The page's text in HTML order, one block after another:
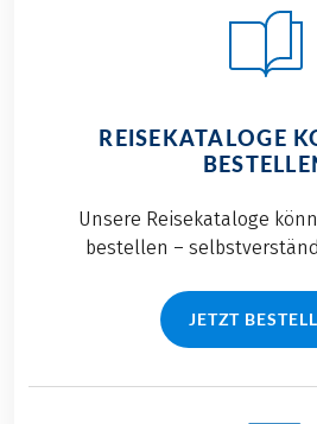
REISEKATALOGE
Unsere Reisekataloge
bestellen –
JETZT